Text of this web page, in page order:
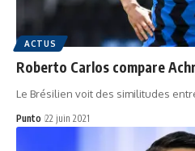
ACTUS
Roberto Carlos compare
Le Brésilien voit des similitudes
Punto 22 juin 2021